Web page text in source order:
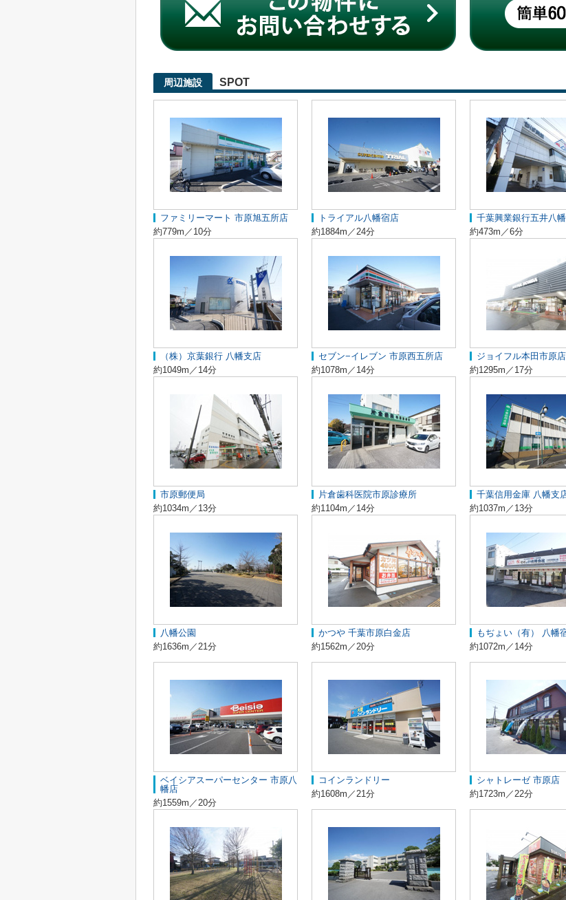
周辺施設 SPOT
ファミリーマート 市原旭五所店
約779m／10分
トライアル八幡宿店
約1884m／24分
千葉興業銀行五井八
約473m／6分
（株）京葉銀行 八幡支店
約1049m／14分
セブン−イレブン 市原西五所店
約1078m／14分
ジョイフル本田市原店
約1295m／17分
市原郵便局
約1034m／13分
片倉歯科医院市原診療所
約1104m／14分
千葉信用金庫 八幡支
約1037m／13分
八幡公園
約1636m／21分
かつや 千葉市原白金店
約1562m／20分
もぢょい（有） 八幡
約1072m／14分
ベイシアスーパーセンター 市原八
幡店
約1559m／20分
コインランドリー
約1608m／21分
シャトレーゼ 市原店
約1723m／22分